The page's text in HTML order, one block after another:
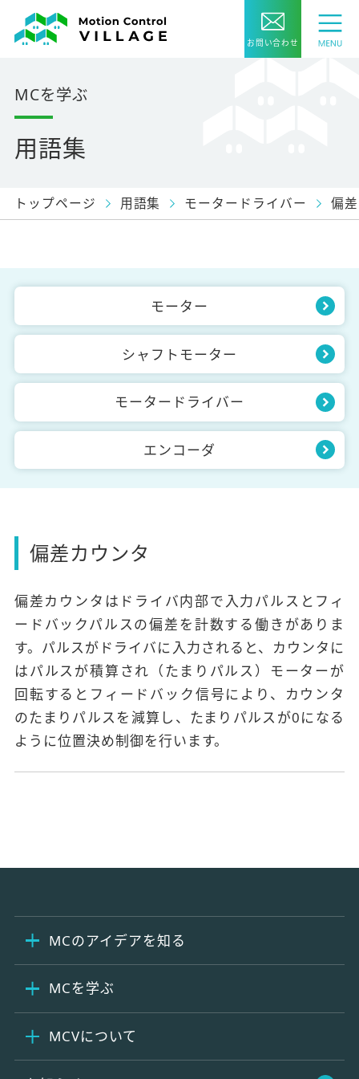
お問い合わせ
MCを学ぶ
用語集
トップページ 用語集 モータードライバー 偏
モーター
シャフトモーター
モータードライバー
エンコーダ
偏差カウンタ
偏差カウンタはドライバ内部で入力パルスとフィ
ードバックパルスの偏差を計数する働きがありま
す。パルスがドライバに入力されると、カウンタに
はパルスが積算され（たまりパルス）モーターが
回転するとフィードバック信号により、カウンタ
のたまりパルスを減算し、たまりパルスが0になる
ように位置決め制御を行います。
MCのアイデアを知る
MCを学ぶ
MCVについて